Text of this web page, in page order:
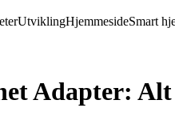
UtviklingHjemmesideSmart
Adapter: